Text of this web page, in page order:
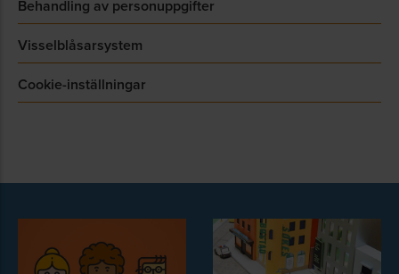
Behandling av personuppgifter
Visselblåsarsystem
Cookie-inställningar